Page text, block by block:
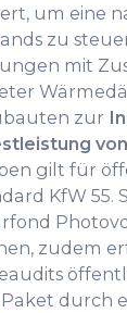
um eine
zu
mit
zur
gilt für
KfW 55.
zudem
durch